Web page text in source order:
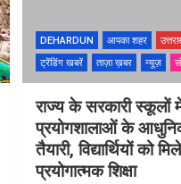
DEHARDUN आपका शहर
ट्रेंडिंग खबरें
ताज़ा ख़बर न्यूज़
राज्य के सरकारी स्कूलों में
प्रयोगशालाओं के
तैयारी, विद्यार्थियों को
प्रयोगात्मक शिक्षा